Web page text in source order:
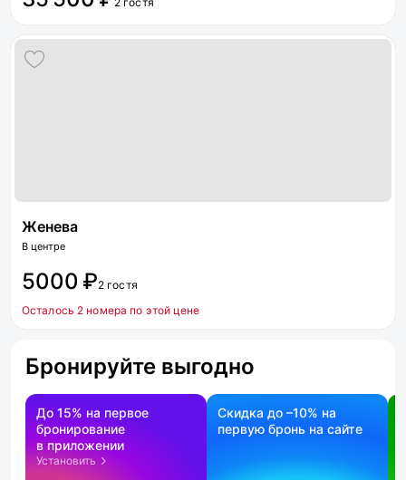
Женева
В центре
5000 ₽2 гостя
Осталось 2 номера по этой цене
Бронируйте выгодно
До 15% на первое
бронирование
в приложении
Установить
Скидка до –10% на
первую бронь на сайте